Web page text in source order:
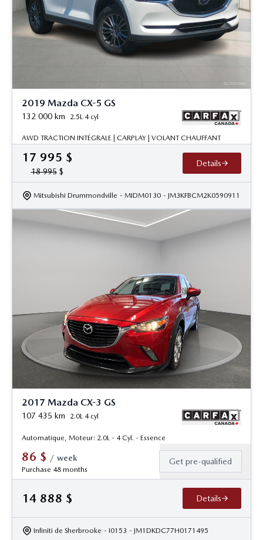
2019 Mazda CX-5 GS
132 000 km 2.5L 4 cyl
AWD TRACTION INTÉGRALE | CARPLAY | VOLANT CHAUFFANT
17 995 $
18 995$
Details
Mitsubishi Drummondville - MIDM0130 - JM3KFBCM2K0590911
2017 Mazda CX-3 GS
107 435 km 2.0L 4 cyl
Automatique, Moteur: 2.0L - 4 Cyl. - Essence
86 $ / week
Purchase 48 months
Get pre-qualified
14 888 $ Details
Infiniti de Sherbrooke - I0153 - JM1DKDC77H0171495